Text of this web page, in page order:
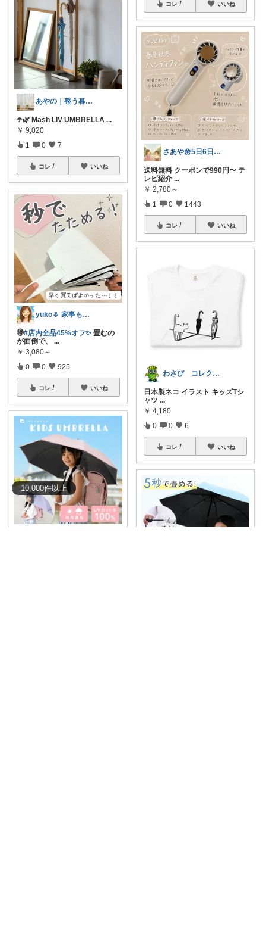
10,000件以上
あやの｜整う暮らしROOM
☂️🌿 Mash LIV UMBRELLA ...
￥ 9,020
1 0 7
コレ いいね
yuko🌷 家事も育児もちょっとラクに
🉐#店内全品45%オフ✨ 畳むの
が面倒で、
...
￥ 3,080～
0 0 925
コレ いいね
コレ いいね
さあや🌼5日6日有難うございます
送料無料 クーポンで990円〜 テ
レビ紹介 ...
￥ 2,780～
1 0 1443
コレ いいね
わさび コレクションもご利用ください
日本製ネコ イラスト キッズTシ
ャツ ...
￥ 4,180
0 0 6
コレ いいね